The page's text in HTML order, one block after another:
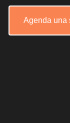
Agenda una